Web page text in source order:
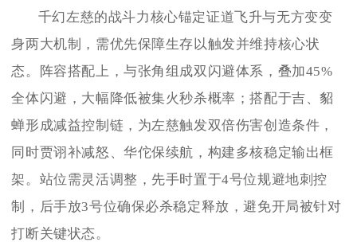
千幻左慈的战斗力核心锚定证道飞升与无方变变
身两大机制，需优先保障生存以触发并维持核心状
态。阵容搭配上，与张角组成双闪避体系，叠加45%
全体闪避，大幅降低被集火秒杀概率；搭配于吉、貂
蝉形成减益控制链，为左慈触发双倍伤害创造条件，
同时贾诩补减怒、华佗保续航，构建多核稳定输出框
架。站位需灵活调整，先手时置于4号位规避地刺控
制，后手放3号位确保必杀稳定释放，避免开局被针对
打断关键状态。